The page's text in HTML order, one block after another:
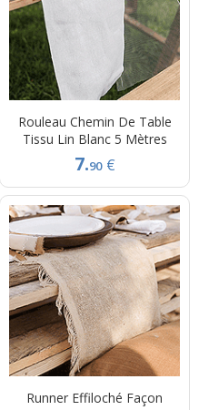
Rouleau Chemin De Table
Tissu Lin Blanc 5 Mètres
7.90 €
Runner Effiloché Façon